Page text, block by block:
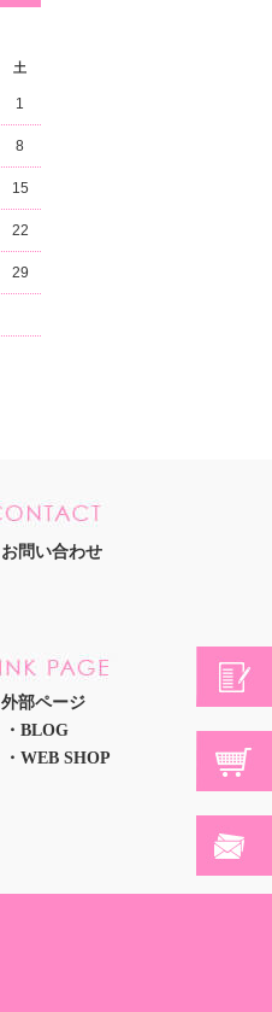
土
1
8
15
22
29
お問い合わせ
外部ページ
BLOG
WEB SHOP